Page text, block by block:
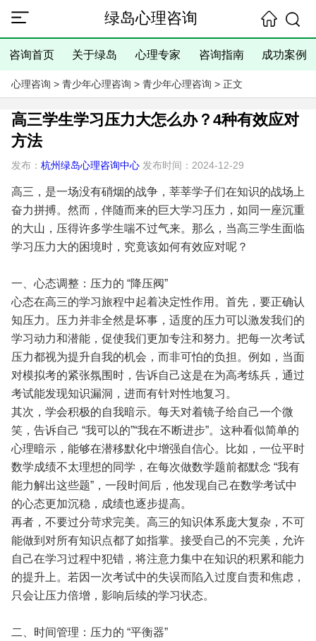
绿岛心理咨询
咨询首页 关于绿岛 心理专家 咨询指南 成功案例
心理咨询 > 青少年心理咨询 > 青少年心理咨询 > 正文
高三学生学习压力大怎么办？4种有效应对
方法
发布： 杭州绿岛心理咨询中心发布时间：2024-12-29
高三，是一场没有硝烟的战争，莘莘学子们在知识的战场上
奋力拼搏。然而，伴随而来的巨大学习压力，如同一座沉重
的大山，压得许多学生喘不过气来。那么，当高三学生面临
学习压力大的困境时，究竟该如何有效应对呢？
一、心态调整：压力的 “降压阀”
心态在高三的学习旅程中起着决定性作用。首先，要正确认
知压力。压力并非全然是坏事，适度的压力可以激发我们的
学习动力和潜能，促使我们更加专注和努力。把每一次考试
压力都视为提升自我的机会，而非可怕的负担。例如，当面
对模拟考的紧张氛围时，告诉自己这是在为高考练兵，通过
考试能发现知识漏洞，进而有针对性地复习。
其次，学会积极的自我暗示。每天对着镜子给自己一个微
笑，告诉自己 “我可以的”“我在不断进步”。这种看似简单的
心理暗示，能够在潜移默化中增强自信心。比如，一位平时
数学成绩不太理想的同学，在每次做数学题前都默念 “我有
能力解出这些题”，一段时间后，他发现自己在数学考试中
的心态更加沉稳，成绩也逐步提高。
再者，不要过分苛求完美。高三的知识体系庞大复杂，不可
能做到对所有知识点都了如指掌。接受自己的不完美，允许
自己在学习过程中犯错，将注意力集中在知识的积累和能力
的提升上。若因一次考试中的失误而陷入过度自责和焦虑，
只会让压力倍增，影响后续的学习状态。
二、时间管理：压力的 “平衡器”